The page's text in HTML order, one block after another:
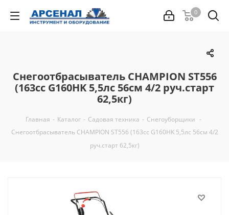
0
Снегоотбрасыватель CHAMPION ST556
(163cc G160HK 5,5лс 56см 4/2 руч.старт
62,5кг)
Главная - Каталог - Садовая техника - Снегоуборщики -
Снегоотбрасыватель CHAMPION ST556 (163cc G160HK 5,5лс 56см 4/2
руч.старт 62,5кг)